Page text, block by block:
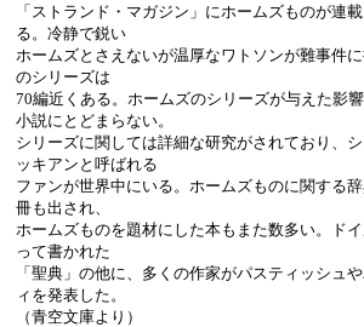
「ストランド・マガジン」にホームズものが連
る。冷静で鋭い
ホームズとさえないが温厚なワトソンが難事件に
のシリーズは
70編近くある。ホームズのシリーズが与えた影
小説にとどまらない。
シリーズに関しては詳細な研究がされており、
ッキアンと呼ばれる
ファンが世界中にいる。ホームズものに関する
冊も出され、
ホームズものを題材にした本もまた数多い。ドイ
って書かれた
「聖典」の他に、多くの作家がパスティッシュ
ィを発表した。
（青空文庫より）